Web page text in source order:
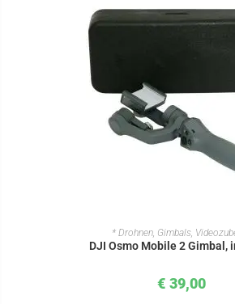
IN DEN WARENKORB
* Drohnen, Gimbals,
DJI Osmo Mobile 2 Gimbal,
€ 39,00